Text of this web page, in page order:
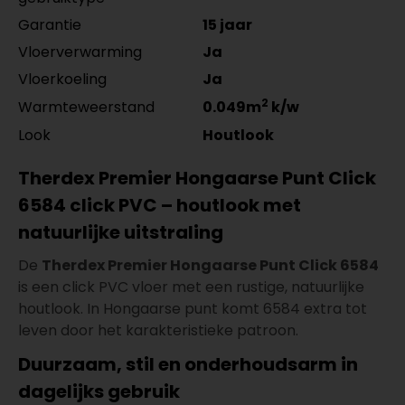
Garantie
15 jaar
Vloerverwarming
Ja
Vloerkoeling
Ja
Warmteweerstand
0.049m2 k/w
Look
Houtlook
Therdex Premier Hongaarse Punt Click
6584 click PVC – houtlook met
natuurlijke uitstraling
De Therdex Premier Hongaarse Punt Click 6584
is een click PVC vloer met een rustige, natuurlijke
houtlook. In Hongaarse punt komt 6584 extra tot
leven door het karakteristieke patroon.
Duurzaam, stil en onderhoudsarm in
dagelijks gebruik